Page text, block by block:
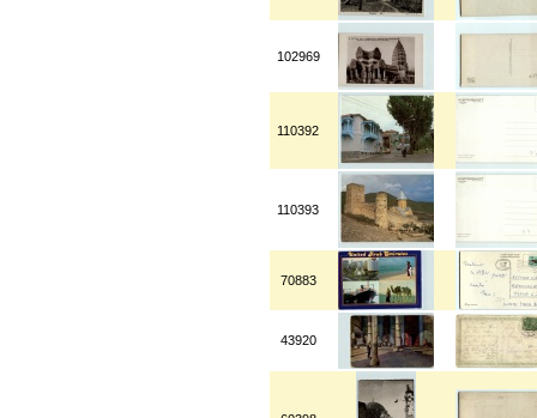
102969
110392
110393
70883
43920